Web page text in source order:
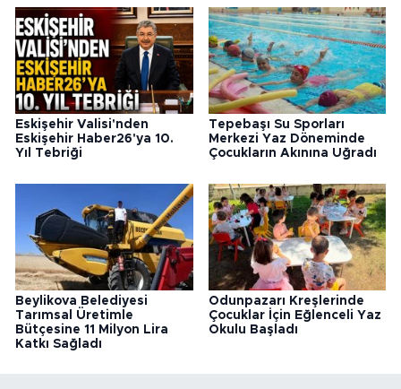
Eskişehir Valisi'nden
Eskişehir Haber26'ya 10.
Yıl Tebriği
Tepebaşı Su Sporları
Merkezi Yaz Döneminde
Çocukların Akınına Uğradı
Beylikova Belediyesi
Tarımsal Üretimle
Bütçesine 11 Milyon Lira
Katkı Sağladı
Odunpazarı Kreşlerinde
Çocuklar İçin Eğlenceli Yaz
Okulu Başladı